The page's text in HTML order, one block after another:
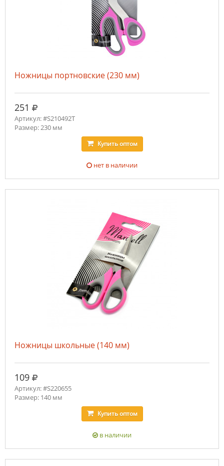
Ножницы портновские (230 мм)
251 руб.
Артикул: #S210492T
Размер: 230 мм
Купитьоптом
нет в наличии
Ножницы школьные (140 мм)
109 руб.
Артикул: #S220655
Размер: 140 мм
Купитьоптом
в наличии